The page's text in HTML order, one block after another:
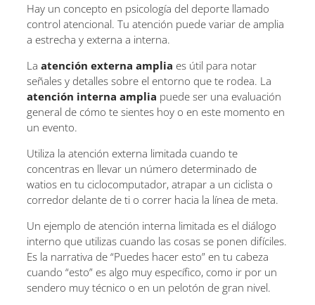
Hay un concepto en psicología del deporte llamado
control atencional. Tu atención puede variar de amplia
a estrecha y externa a interna.
La atención externa amplia es útil para notar
señales y detalles sobre el entorno que te rodea. La
atención interna amplia puede ser una evaluación
general de cómo te sientes hoy o en este momento en
un evento.
Utiliza la atención externa limitada cuando te
concentras en llevar un número determinado de
watios en tu ciclocomputador, atrapar a un ciclista o
corredor delante de ti o correr hacia la línea de meta.
Un ejemplo de atención interna limitada es el diálogo
interno que utilizas cuando las cosas se ponen difíciles.
Es la narrativa de “Puedes hacer esto” en tu cabeza
cuando “esto” es algo muy específico, como ir por un
sendero muy técnico o en un pelotón de gran nivel.